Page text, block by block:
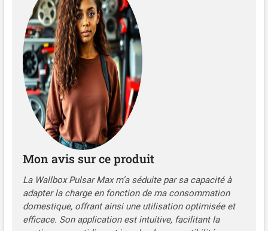
moins chère en définissant
des programmes de charge
en heures creuses
directement dans
l'application myWallbox.
Installation Facile- La
conception simple du
montage mural et la
protection intégrée contre
les défauts PEN réduisent le
de mise à la terre n'est
contre les intempéries et la
poussière. Parfait pour une
installation à l'intérieur ou à
l'extérieur, avec une finition
Mon avis sur ce produit
La Wallbox Pulsar Max m’a séduite par sa capacité à
adapter la charge en fonction de ma consommation
domestique, offrant ainsi une utilisation optimisée et
efficace. Son application est intuitive, facilitant la